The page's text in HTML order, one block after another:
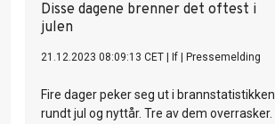
Disse dagene brenner det oftest i
julen
21.12.2023 08:09:13 CET If Pressemelding
Fire dager peker seg ut i brannstatistikken
rundt jul og nyttår. Tre av dem overrasker.